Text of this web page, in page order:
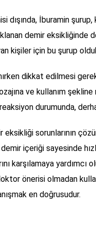
dışında, İburamin şurup,
demir eksikliğinde
kişiler için bu şurup
dikkat edilmesi
ve kullanım
durumunda,
eksikliği sorunlarının
demir içeriği sayesinde
karşılamaya
önerisi olmadan
en doğrusudur.